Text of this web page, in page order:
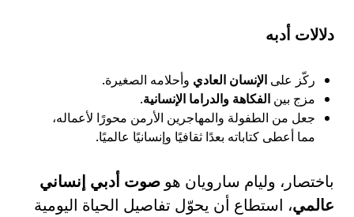
دلالات أدبه
ركّز على الإنسان العادي وأحلامه الصغيرة.
مزج بين الفكاهة والدراما الإنسانية.
جعل من الطفولة والمهاجرين الأرمن محورًا لأعماله،
مما أعطى كتاباته بعدًا ثقافيًا وإنسانيًا عالميًا.
باختصار، وليام سارويان هو صوت أدبي إنساني
عالمي، استطاع أن يحوّل تفاصيل الحياة اليومية